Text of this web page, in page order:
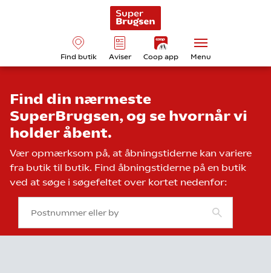
Find butik Aviser Coop app Menu
Find din nærmeste
SuperBrugsen, og se hvornår vi
holder åbent.
Vær opmærksom på, at åbningstiderne kan variere
fra butik til butik. Find åbningstiderne på en butik
ved at søge i søgefeltet over kortet nedenfor: